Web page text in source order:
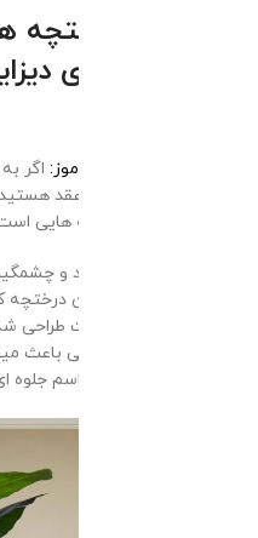
زیباترین
میتوانیم برای
درختچه مصنوعی موز: اگر
برای دیزاین سالن عقد
لوکس ترین گزینه هایی
این گیاه با ارتفاع بلند و
تر میکند.برگ های این
آنقدر با دقت و ظرافت طراحی
گیاه ندارد و این ویژگی
عکس و فیلم های مراسم جلوه